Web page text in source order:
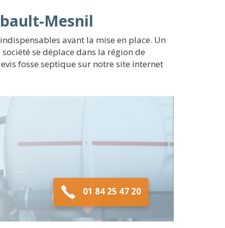
Mesnil
avant la mise en place. Un
se déplace dans la région de
fosse septique sur notre site internet
01 84 25 47 20